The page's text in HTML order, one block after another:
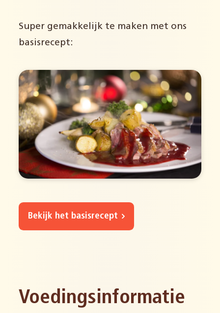
Super gemakkelijk te maken met ons
basisrecept:
Bekijk het basisrecept
Voedingsinformatie